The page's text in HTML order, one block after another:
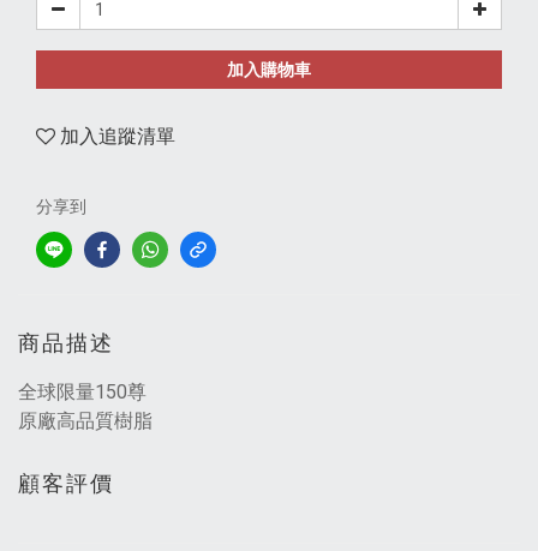
加入購物車
加入追蹤清單
分享到
商品描述
全球限量150尊
原廠高品質樹脂
顧客評價